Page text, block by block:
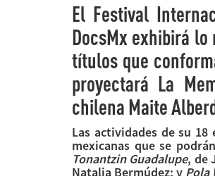
El Festival
DocsMx exhibirá
títulos que
proyectará La
chilena Maite
Las actividades de su
mexicanas que se
Tonantzin Guadalupe, de
Natalia Bermúdez; y Pola